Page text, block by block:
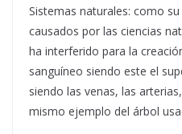
Sistemas naturales: como
causados por las ciencias
ha interferido para la
sanguíneo siendo este el
siendo las venas, las
mismo ejemplo del árbol